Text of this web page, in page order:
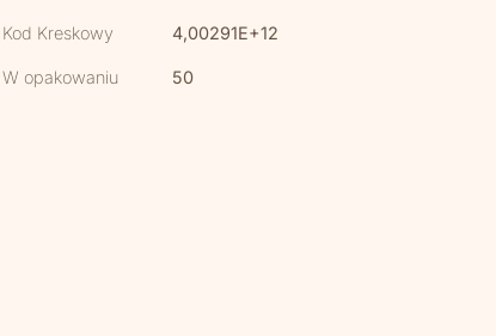
Kod Kreskowy 4,00291E+12
W opakowaniu 50